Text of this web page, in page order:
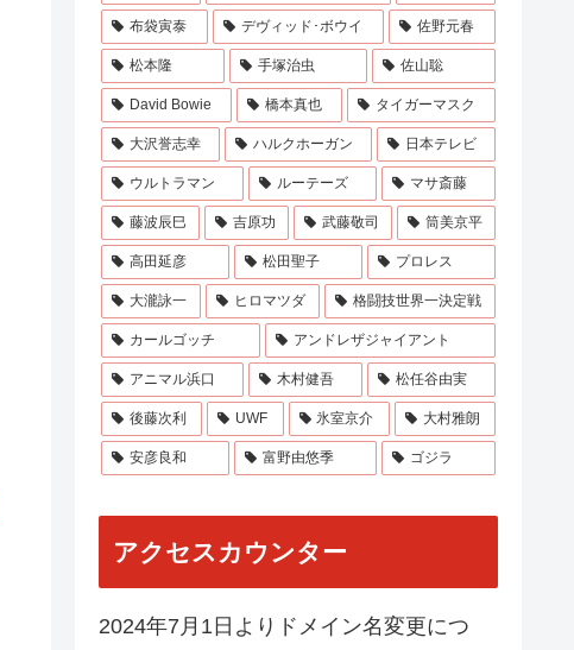
布袋寅泰 デヴィッド･ボウイ 佐野元春
松本隆 手塚治虫 佐山聡
David Bowie 橋本真也 タイガーマスク
大沢誉志幸 ハルクホーガン 日本テレビ
ウルトラマン ルーテーズ マサ斎藤
藤波辰巳 吉原功 武藤敬司 筒美京平
高田延彦 松田聖子 プロレス
大瀧詠一 ヒロマツダ 格闘技世界一決定戦
カールゴッチ アンドレザジャイアント
アニマル浜口 木村健吾 松任谷由実
後藤次利 UWF 氷室京介 大村雅朗
安彦良和 富野由悠季 ゴジラ
アクセスカウンター
2024年7月1日よりドメイン名変更につ